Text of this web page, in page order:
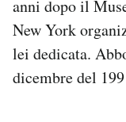
anni dopo il
New York
lei dedicata.
dicembre del